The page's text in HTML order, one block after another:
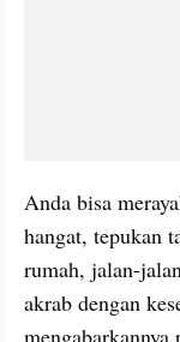
Anda bisa
hangat, tepukan
rumah, jalan-
akrab dengan